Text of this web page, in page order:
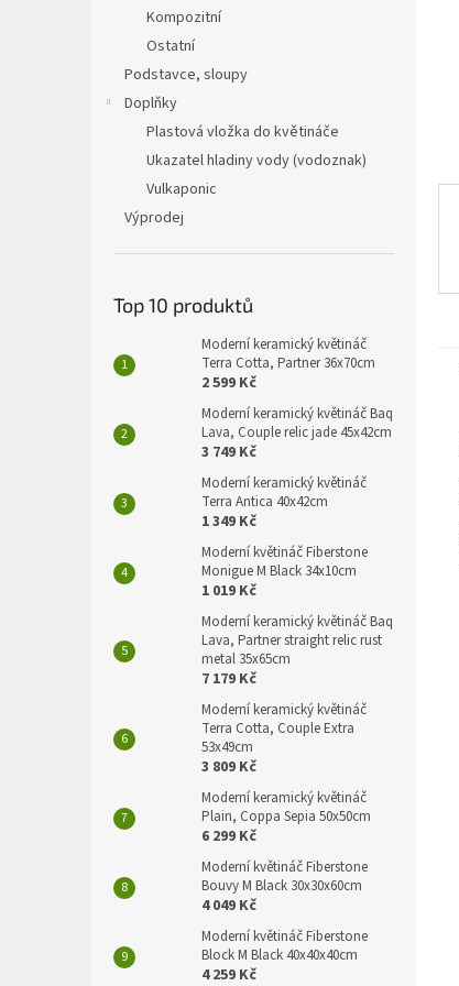
Kompozitní
Ostatní
Podstavce, sloupy
Doplňky
Plastová vložka do květináče
Ukazatel hladiny vody (vodoznak)
Vulkaponic
Výprodej
Top 10 produktů
Moderní keramický květináč
Terra Cotta, Partner 36x70cm
2 599 Kč
Moderní keramický květináč Baq
Lava, Couple relic jade 45x42cm
3 749 Kč
Moderní keramický květináč
Terra Antica 40x42cm
1 349 Kč
Moderní květináč Fiberstone
Monigue M Black 34x10cm
1 019 Kč
Moderní keramický květináč Baq
Lava, Partner straight relic rust
metal 35x65cm
7 179 Kč
Moderní keramický květináč
Terra Cotta, Couple Extra
53x49cm
3 809 Kč
Moderní keramický květináč
Plain, Coppa Sepia 50x50cm
6 299 Kč
Moderní květináč Fiberstone
Bouvy M Black 30x30x60cm
4 049 Kč
Moderní květináč Fiberstone
Block M Black 40x40x40cm
4 259 Kč